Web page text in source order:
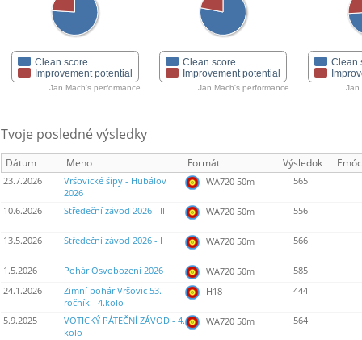
Clean score
Improvement potential
Jan Mach's performance
Clean score
Improvement potential
Jan Mach's performance
Clean
Jan
Tvoje posledné výsledky
Dátum Meno Formát Výsledok
23.7.2026
Vršovické šípy - Hubálov
2026
WA720 50m 565
10.6.2026 Středeční závod 2026 - II WA720 50m 556
13.5.2026 Středeční závod 2026 - I WA720 50m 566
1.5.2026 Pohár Osvobození 2026 WA720 50m
585
24.1.2026
Zimní pohár Vršovic 53.
ročník - 4.kolo
H18 444
5.9.2025
VOTICKÝ PÁTEČNÍ ZÁVOD - 4.
kolo
WA720 50m 564